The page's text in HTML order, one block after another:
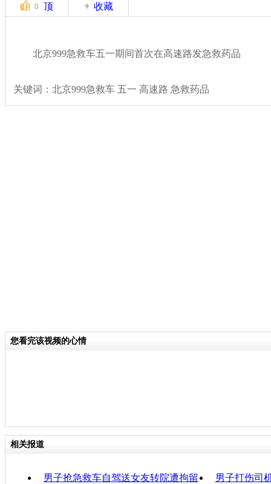
0 顶 收藏
北京999急救车五一期间首次在高速路发急救药品
关键词：北京999急救车 五一 高速路 急救药品
您看完该视频的心情
相关报道
男子抢急救车自驾送女友转院遭拘留
男子打伤司